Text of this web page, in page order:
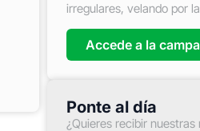
irregulares, velando por
Accede a la
Ponte al día
¿Quieres recibir